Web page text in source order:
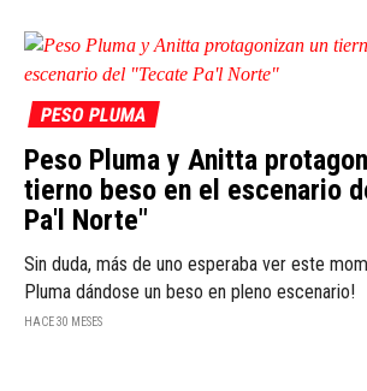
PESO PLUMA
Peso Pluma y Anitta
tierno beso en el escenario
Pa'l Norte"
Sin duda, más de uno esperaba ver este
Pluma dándose un beso en pleno escenario!
HACE 30 MESES